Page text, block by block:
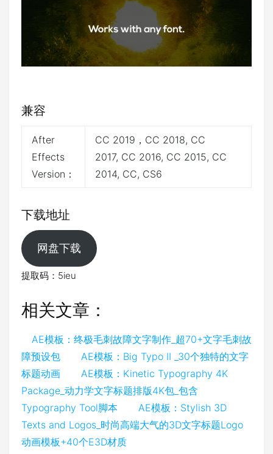
兼容
After
Effects
Version：
CC 2019，CC 2018, CC
2017, CC 2016, CC 2015, CC
2014, CC, CS6
下载地址
网盘下载
提取码：5ieu
相关文章：
AE模板：终极毛刺故障文字制作_超70+文字毛刺故
障预设包
AE模板：Big Typo II _30个独特的文字
标题动画
AE模板：Kinetic Typography 4K
Package_动力学文字标题排版4K包_包含
Typography Tool脚本
AE模板：Stylish 3D
Texts and Logos_时尚高端大气的3D文字标题Logo
动画模板+40个E3D材质